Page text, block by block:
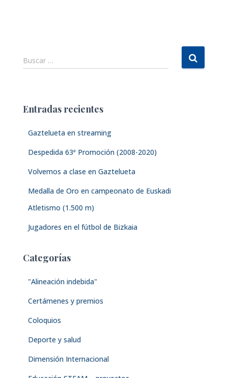
B
u
r
Buscar …
Entradas recientes
Gaztelueta en streaming
Despedida 63ª Promoción (2008-2020)
Volvemos a clase en Gaztelueta
Medalla de Oro en campeonato de Euskadi
Atletismo (1.500 m)
Jugadores en el fútbol de Bizkaia
Categorías
"Alineación indebida"
Certámenes y premios
Coloquios
Deporte y salud
Dimensión Internacional